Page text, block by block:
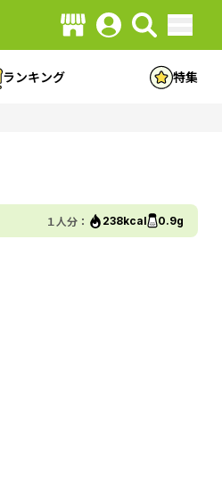
ランキング 特集
１人分： 238kcal 0.9g